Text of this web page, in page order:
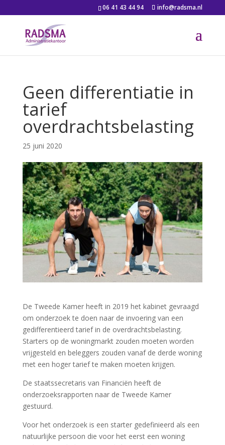
06 41 43 44 94 info@radsma.nl
Geen differentiatie in
tarief
overdrachtsbelasting
25 juni 2020
De Tweede Kamer heeft in 2019 het kabinet gevraagd
om onderzoek te doen naar de invoering van een
gedifferentieerd tarief in de overdrachtsbelasting.
Starters op de woningmarkt zouden moeten worden
vrijgesteld en beleggers zouden vanaf de derde woning
met een hoger tarief te maken moeten krijgen.
De staatssecretaris van Financiën heeft de
onderzoeksrapporten naar de Tweede Kamer
gestuurd.
Voor het onderzoek is een starter gedefinieerd als een
natuurlijke persoon die voor het eerst een woning